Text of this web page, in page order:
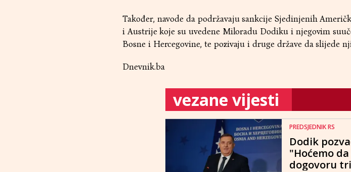
Također, navode da podržavaju sankcije Sjedinjenih
i Austrije koje su uvedene Miloradu Dodiku i njegovim
Bosne i Hercegovine, te pozivaju i druge države da slijede
Dnevnik.ba
vezane vijesti
PREDSJEDNIK RS
Dodik
"Hoćemo
dogovoru